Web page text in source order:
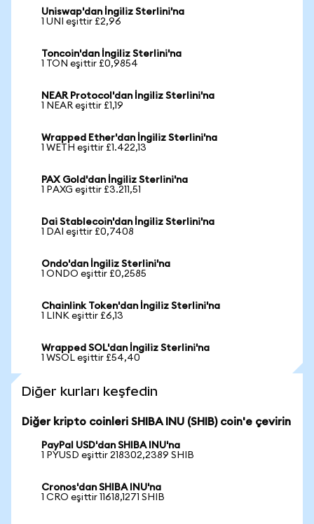
Uniswap'dan İngiliz Sterlini'na
1 UNI eşittir £2,96
Toncoin'dan İngiliz Sterlini'na
1 TON eşittir £0,9854
NEAR Protocol'dan İngiliz Sterlini'na
1 NEAR eşittir £1,19
Wrapped Ether'dan İngiliz Sterlini'na
1 WETH eşittir £1.422,13
PAX Gold'dan İngiliz Sterlini'na
1 PAXG eşittir £3.211,51
Dai Stablecoin'dan İngiliz Sterlini'na
1 DAI eşittir £0,7408
Ondo'dan İngiliz Sterlini'na
1 ONDO eşittir £0,2585
Chainlink Token'dan İngiliz Sterlini'na
1 LINK eşittir £6,13
Wrapped SOL'dan İngiliz Sterlini'na
1 WSOL eşittir £54,40
Diğer kurları keşfedin
Diğer kripto coinleri SHIBA INU (SHIB) coin'e çevirin
PayPal USD'dan SHIBA INU'na
1 PYUSD eşittir 218302,2389 SHIB
Cronos'dan SHIBA INU'na
1 CRO eşittir 11618,1271 SHIB